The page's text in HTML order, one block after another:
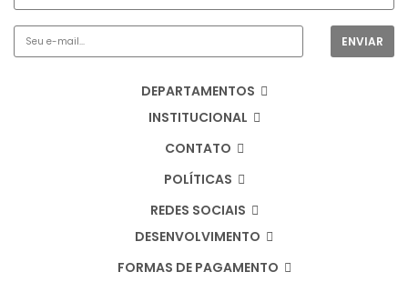
DEPARTAMENTOS
INSTITUCIONAL
CONTATO
POLÍTICAS
REDES SOCIAIS
DESENVOLVIMENTO
FORMAS DE PAGAMENTO